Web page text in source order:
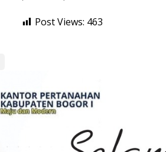
Post Views: 463